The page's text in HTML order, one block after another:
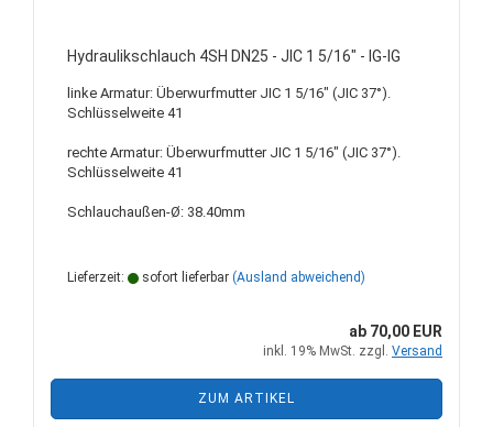
Hydraulikschlauch 4SH DN25 - JIC 1 5/16" - IG-IG
linke Armatur: Überwurfmutter JIC 1 5/16" (JIC 37°).
Schlüsselweite 41
rechte Armatur: Überwurfmutter JIC 1 5/16" (JIC 37°).
Schlüsselweite 41
Schlauchaußen-Ø: 38.40mm
Lieferzeit: sofort lieferbar (Ausland abweichend)
ab 70,00 EUR
inkl. 19% MwSt. zzgl. Versand
ZUM ARTIKEL